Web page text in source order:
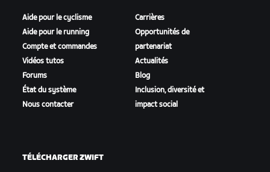
Aide pour le cyclisme
Aide pour le running
Compte et commandes
Vidéos tutos
Forums
État du système
Nous contacter
Carrières
Opportunités de
partenariat
Actualités
Blog
Inclusion, diversité et
impact social
TÉLÉCHARGER ZWIFT